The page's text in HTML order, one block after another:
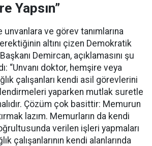
Yapsın”
ve görev tanımlarına
altını çizen Demokratik
Demircan, açıklamasını şu
“Unvanı doktor, hemşire veya
çalışanları kendi asil görevlerini
yaparken mutlak suretle
Çözüm çok basittir: Memurun
lazım. Memurların da kendi
verilen işleri yapmaları
çalışanlarının kendi alanlarında